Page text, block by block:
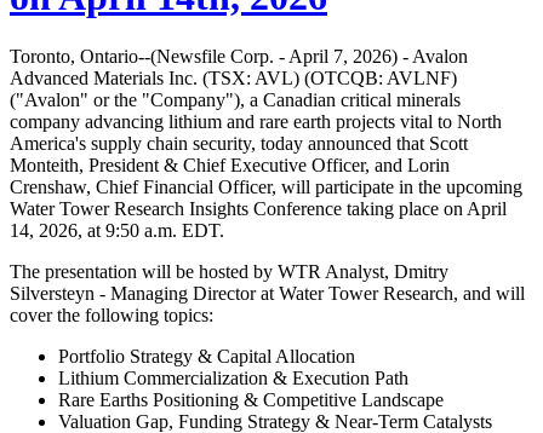
Toronto, Ontario--(Newsfile Corp. - April 7, 2026) - Avalon
Advanced Materials Inc. (TSX: AVL) (OTCQB: AVLNF)
("Avalon" or the "Company"), a Canadian critical minerals
company advancing lithium and rare earth projects vital to North
America's supply chain security, today announced that Scott
Monteith, President & Chief Executive Officer, and Lorin
Crenshaw, Chief Financial Officer, will participate in the upcoming
Water Tower Research Insights Conference taking place on April
14, 2026, at 9:50 a.m. EDT.
The presentation will be hosted by WTR Analyst, Dmitry
Silversteyn - Managing Director at Water Tower Research, and will
cover the following topics:
Portfolio Strategy & Capital Allocation
Lithium Commercialization & Execution Path
Rare Earths Positioning & Competitive Landscape
Valuation Gap, Funding Strategy & Near-Term Catalysts